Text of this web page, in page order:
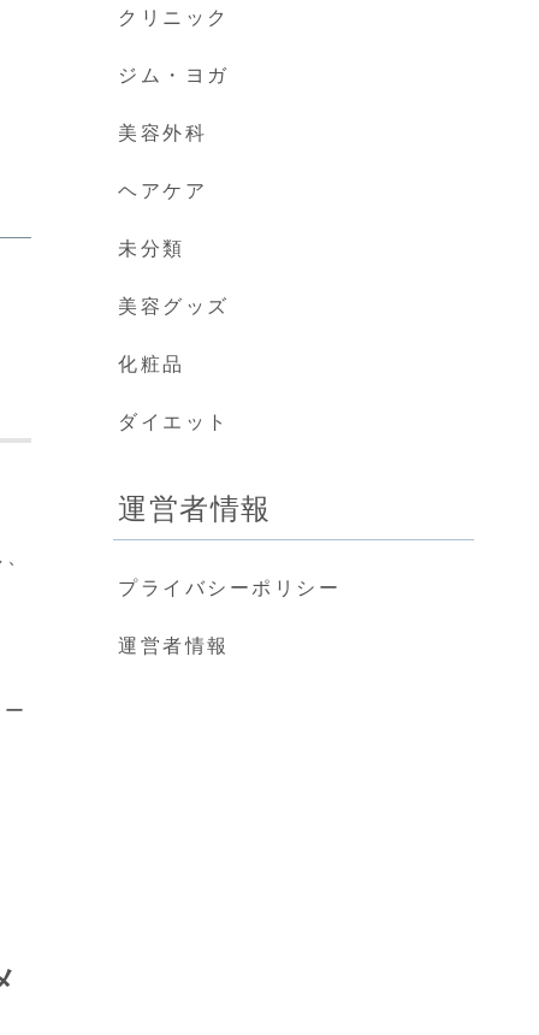
クリニック
ジム・ヨガ
美容外科
ヘアケア
未分類
美容グッズ
化粧品
ダイエット
運営者情報
プライバシーポリシー
運営者情報